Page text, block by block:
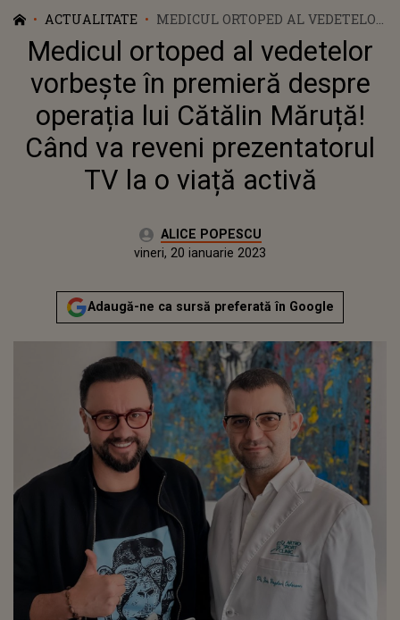
ACTUALITATE
MEDICUL ORTOPED AL VEDETELOR
VORBEȘTE ÎN PREMIERĂ DESPRE
OPERAȚIA LUI CĂTĂLIN MĂRUȚĂ!
CÂND VA REVENI PREZENTATORUL
TV LA O VIAȚĂ ACTIVĂ
Medicul ortoped al vedetelor
vorbește în premieră despre
operația lui Cătălin Măruță!
Când va reveni prezentatorul
TV la o viață activă
Autor:ALICE POPESCU
Publicat:
vineri, 20 ianuarie 2023
Adaugă-ne ca sursă preferată în Google